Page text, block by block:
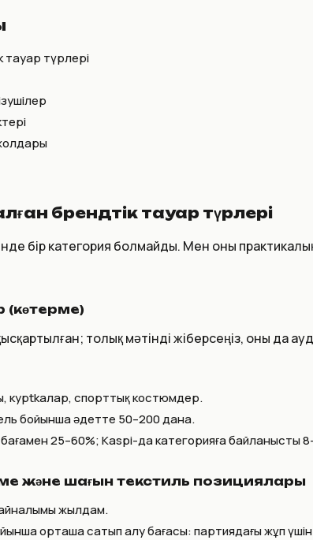
тауар түрлері
брендтік тауар түрлері
бір категория болмайды. Мен оны
(көтерме)
толық мәтінді жіберсеңіз, оны да
курtkалар, спорттық костюмдер.
бойынша әдетте 50–200 дана.
25–60%; Kaspi-да категорияға байланысты
және шағын текстиль позициялары
айналымы жылдам.
орташа сатып алу бағасы: партиядағы жұп үшін